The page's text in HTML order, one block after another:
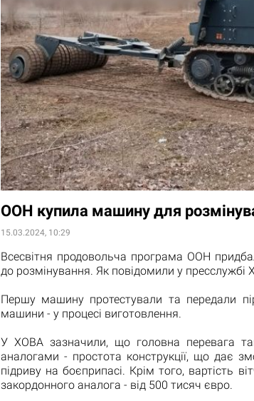
ООН купила машину для
15.03.2024, 10:29
Всесвітня продовольча програма ООН
до розмінування. Як повідомили у пресслужбі
Першу машину протестували та передали
машини - у процесі виготовлення.
У ХОВА зазначили, що головна перевага
аналогами - простота конструкції, що дає
підриву на боєприпасі. Крім того, вартість
закордонного аналога - від 500 тисяч євро.